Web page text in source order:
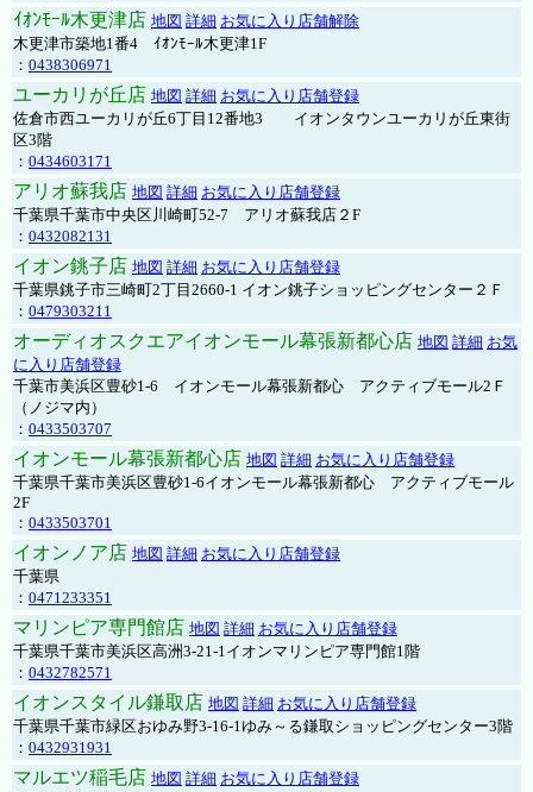
ｲｵﾝﾓｰﾙ木更津店 地図 詳細 お気に入り店舗解除
木更津市築地1番4 ｲｵﾝﾓｰﾙ木更津1F
： 0438306971
ユーカリが丘店 地図 詳細 お気に入り店舗登録
佐倉市西ユーカリが丘6丁目12番地3 イオンタウンユーカリが丘東街
区3階
： 0434603171
アリオ蘇我店 地図 詳細 お気に入り店舗登録
千葉県千葉市中央区川崎町52-7 アリオ蘇我店２F
： 0432082131
イオン銚子店 地図 詳細 お気に入り店舗登録
千葉県銚子市三崎町2丁目2660-1 イオン銚子ショッピングセンター２Ｆ
： 0479303211
オーディオスクエアイオンモール幕張新都心店 地図 詳細 お気
に入り店舗登録
千葉市美浜区豊砂1-6 イオンモール幕張新都心 アクティブモール2Ｆ
（ノジマ内）
： 0433503707
イオンモール幕張新都心店 地図 詳細 お気に入り店舗登録
千葉県千葉市美浜区豊砂1-6イオンモール幕張新都心 アクティブモール
2F
： 0433503701
イオンノア店 地図 詳細 お気に入り店舗登録
千葉県
： 0471233351
マリンピア専門館店 地図 詳細 お気に入り店舗登録
千葉県千葉市美浜区高洲3-21-1イオンマリンピア専門館1階
： 0432782571
イオンスタイル鎌取店 地図 詳細 お気に入り店舗登録
千葉県千葉市緑区おゆみ野3-16-1ゆみ～る鎌取ショッピングセンター3階
： 0432931931
マルエツ稲毛店 地図 詳細 お気に入り店舗登録